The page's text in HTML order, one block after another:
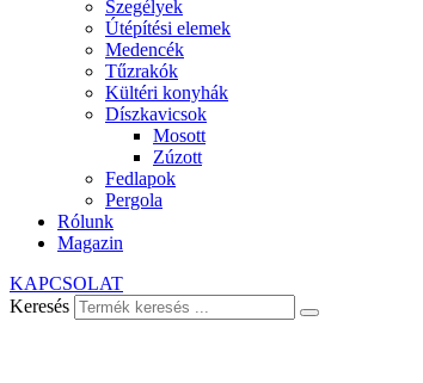
Szegélyek
Útépítési elemek
Medencék
Tűzrakók
Kültéri konyhák
Díszkavicsok
Mosott
Zúzott
Fedlapok
Pergola
Rólunk
Magazin
KAPCSOLAT
Keresés